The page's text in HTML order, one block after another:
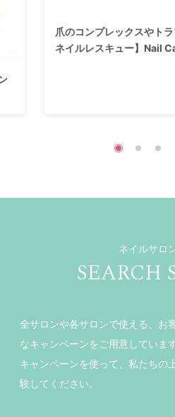
爪のコンプレックスやト
ネイルレスキュー】Nail
ネイルサロ
SEARCH
全サロンや各サロンで使える、お
なキャンペーンをご用意しています
キャンペーンを使って、私たちの
験してください。